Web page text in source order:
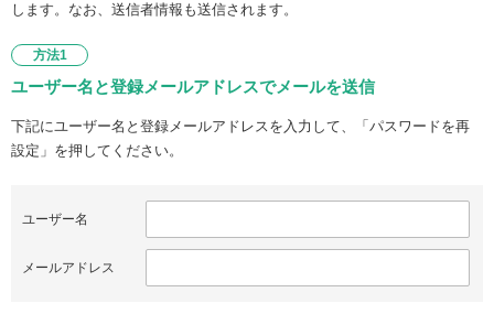
します。なお、送信者情報も送信されます。
方法1
ユーザー名と登録メールアドレスでメールを送信
下記にユーザー名と登録メールアドレスを入力して、「パスワードを再
設定」を押してください。
ユーザー名
メールアドレス